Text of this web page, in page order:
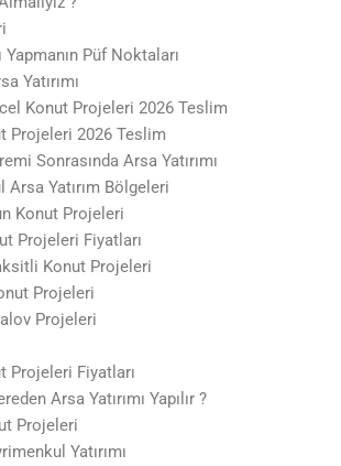
Yapmanın Püf Noktaları
Yatırımı
Konut Projeleri 2026 Teslim
Projeleri 2026 Teslim
Sonrasında Arsa Yatırımı
Arsa Yatırım Bölgeleri
Konut Projeleri
Projeleri Fiyatları
Konut Projeleri
Projeleri
Projeleri
Projeleri Fiyatları
Arsa Yatırımı Yapılır ?
Projeleri
Yatırımı